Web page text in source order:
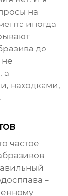
на
иногда
до
не
а
находками,
частое
–